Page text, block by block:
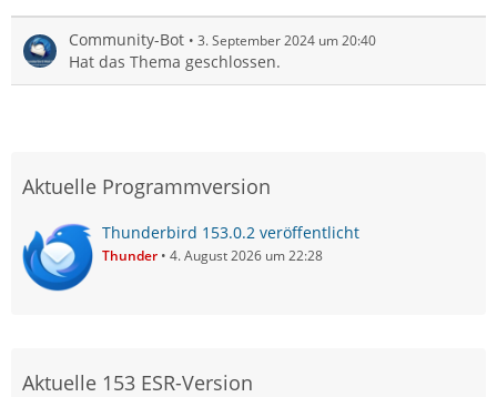
Community-Bot 3. September 2024 um 20:40
Hat das Thema geschlossen.
Aktuelle Programmversion
Thunderbird 153.0.2 veröffentlicht
Thunder 4. August 2026 um 22:28
Aktuelle 153 ESR-Version